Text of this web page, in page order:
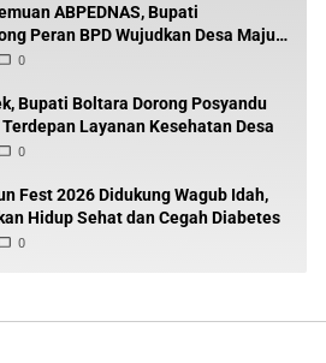
ABPEDNAS, Bupati
Peran BPD Wujudkan Desa Maju
0
Bupati Boltara Dorong Posyandu
Layanan Kesehatan Desa
0
Fest 2026 Didukung Wagub Idah,
Hidup Sehat dan Cegah Diabetes
0